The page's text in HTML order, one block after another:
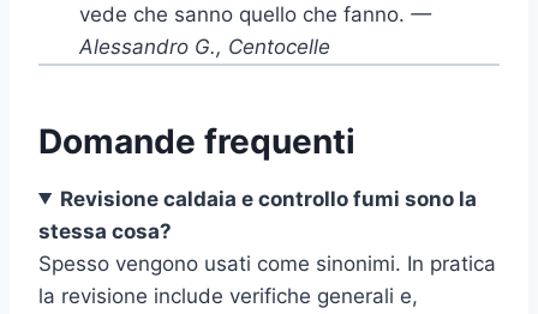
vede che sanno quello che fanno. —
Alessandro G., Centocelle
Domande frequenti
Revisione caldaia e controllo fumi sono la
stessa cosa?
Spesso vengono usati come sinonimi. In pratica
la revisione include verifiche generali e,